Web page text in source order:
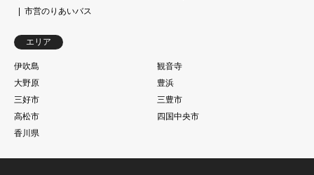
市営のりあいバス
エリア
伊吹島
観音寺
大野原
豊浜
三好市
三豊市
高松市
四国中央市
香川県